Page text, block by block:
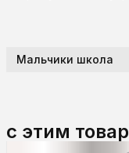
Мальчики школа
с этим